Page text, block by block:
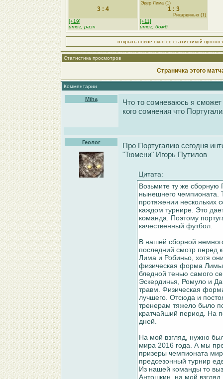
3 : 4
[+19]
итог, разн
Эдер Лима (1)
1 : 3
Рикардинью (1)
[+11]
итог, бомб
открыть новое окно со статистикой
Статистика просмотров
Страничка этого
Комментарии
Miha
Что то сомневаюсь я
кого сомнения что
Геолог
Про Португалию сегодня
"Тюмени" Игорь Путилов
Цитата:
Возьмите ту же сборную
нынешнего чемпионата.
протяжении нескольких
каждом турнире. Это
команда. Поэтому
качественный футбол.
В нашей сборной
последний смотр перед
Лима и Робиньо, хотя
физическая форма Лимы
бледной тенью самого
Эскердинья, Ромуло и
травм. Физическая
лучшего. Отсюда и
тренерам тяжело было
кратчайший период. На
дней.
На мой взгляд, нужно
мира 2016 года. А мы
призеры чемпионата
предсезонный турнир
Из нашей команды то
Антошкин, на мой